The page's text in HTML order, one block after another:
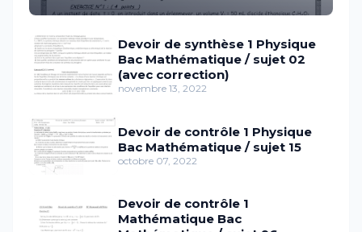
Devoir de synthèse 1 Physique
Bac Mathématique / sujet 02
(avec correction)
novembre 13, 2022
Devoir de contrôle 1 Physique
Bac Mathématique / sujet 15
octobre 07, 2022
Devoir de contrôle 1
Mathématique Bac